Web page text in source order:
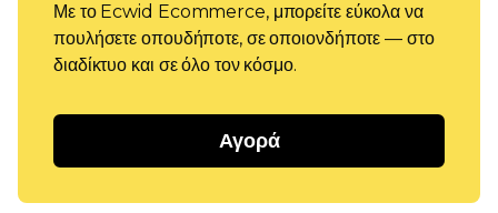
Με το Ecwid Ecommerce, μπορείτε εύκολα να
πουλήσετε οπουδήποτε, σε οποιονδήποτε — στο
διαδίκτυο και σε όλο τον κόσμο.
Αγορά